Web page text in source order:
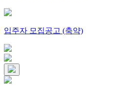
입주자 모집공고 (축약)